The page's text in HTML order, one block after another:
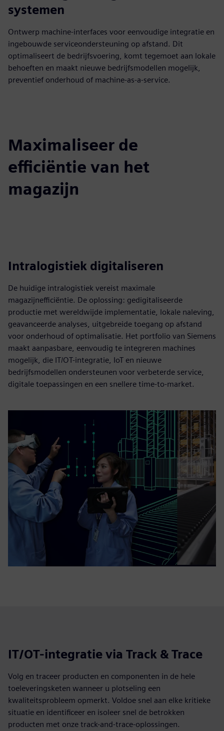
systemen
Ontwerp machine-interfaces voor eenvoudige integratie en
ingebouwde serviceondersteuning op afstand. Dit
optimaliseert de bedrijfsvoering, komt tegemoet aan lokale
behoeften en maakt nieuwe bedrijfsmodellen mogelijk,
preventief onderhoud of machine-as-a-service.
Maximaliseer de
efficiëntie van het
magazijn
Intralogistiek digitaliseren
De huidige intralogistiek vereist maximale
magazijnefficiëntie. De oplossing: gedigitaliseerde
productie met wereldwijde implementatie, lokale naleving,
geavanceerde analyses, uitgebreide toegang op afstand
voor onderhoud of optimalisatie. Het portfolio van Siemens
maakt aanpasbare, eenvoudig te integreren machines
mogelijk, die IT/OT-integratie, IoT en nieuwe
bedrijfsmodellen ondersteunen voor verbeterde service,
digitale toepassingen en een snellere time-to-market.
IT/OT-integratie via Track & Trace
Volg en traceer producten en componenten in de hele
toeleveringsketen wanneer u plotseling een
kwaliteitsprobleem opmerkt. Voldoe snel aan elke kritieke
situatie en identificeer en isoleer snel de betrokken
producten met onze track-and-trace-oplossingen.